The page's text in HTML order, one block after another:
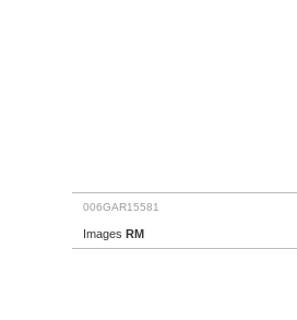
006GAR15581
Images RM